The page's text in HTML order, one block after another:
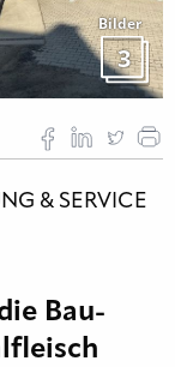
Bilder
3
& SERVICE
Bau-